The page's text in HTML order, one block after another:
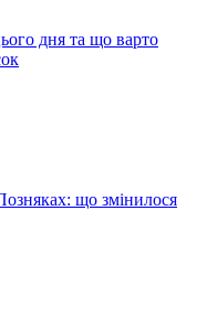
дня та що варто
що змінилося